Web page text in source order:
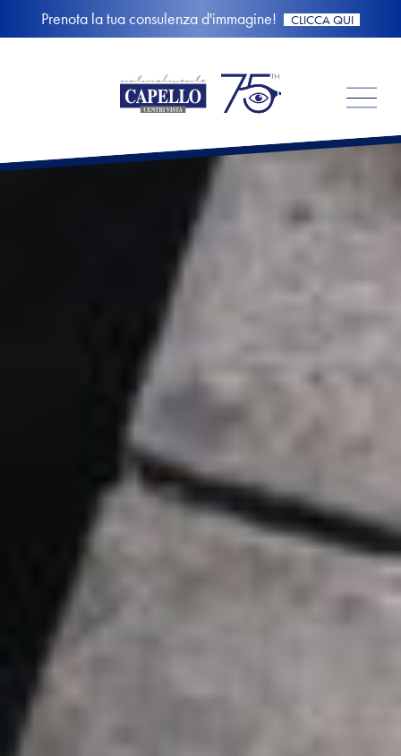
Prenota la tua consulenza d'immagine! CLICCA QUI